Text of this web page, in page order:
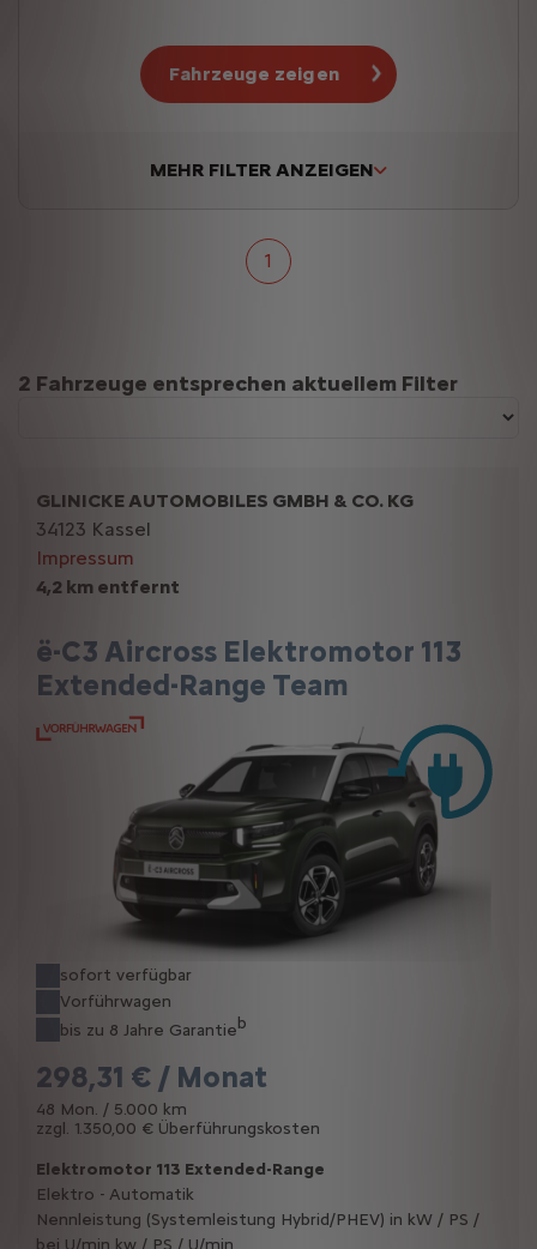
Fahrzeuge zeigen
MEHR FILTER ANZEIGEN
1
Suchergebnisse
2 Fahrzeuge entsprechen aktuellem Filter
4,2 km entfernt
ë-C3 Aircross Elektromotor 113
Extended-Range Team
sofort verfügbar
Vorführwagen
bis zu 8 Jahre Garantieb
298,31 € / Monat
48 Mon. / 5.000 km
zzgl. 1.350,00 € Überführungskosten
GLINICKE AUTOMOBILES GMBH & CO. KG
34123 Kassel
Impressum
Elektromotor 113 Extended-Range
Elektro - Automatik
Nennleistung (Systemleistung Hybrid/PHEV) in kW / PS /
bei U/min kw / PS / U/min